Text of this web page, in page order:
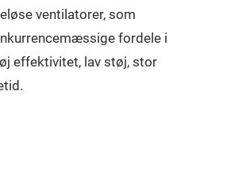
ventilatorer, som
fordele i
effektivitet, lav støj, stor